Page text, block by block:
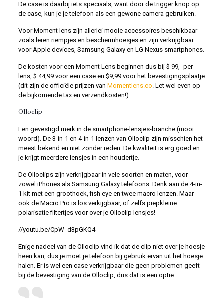
De case is daarbij iets speciaals, want door de trigger knop op
de case, kun je je telefoon als een gewone camera gebruiken.
Voor Moment lens zijn allerlei mooie accessoires beschikbaar
zoals leren riempjes en beschermhoesjes en zijn verkrijgbaar
voor Apple devices, Samsung Galaxy en LG Nexus smartphones.
De kosten voor een Moment Lens beginnen dus bij $ 99,- per
lens, $ 44,99 voor een case en $9,99 voor het bevestigingsplaatje
(dit zijn de officiële prijzen van Momentlens.co. Let wel even op
de bijkomende tax en verzendkosten!)
Olloclip
Een gevestigd merk in de smartphone-lensjes-branche (mooi
woord). De 3-in-1 en 4-in-1 lenzen van Olloclip zijn misschien het
meest bekend en niet zonder reden. De kwaliteit is erg goed en
je krijgt meerdere lensjes in een houdertje.
De Olloclips zijn verkrijgbaar in vele soorten en maten, voor
zowel iPhones als Samsung Galaxy telefoons. Denk aan de 4-in-
1 kit met een groothoek, fish eye en twee macro lenzen. Maar
ook de Macro Pro is los verkijgbaar, of zelfs piepkleine
polarisatie filtertjes voor over je Olloclip lensjes!
//youtu.be/CpW_d3pGKQ4
Enige nadeel van de Olloclip vind ik dat de clip niet over je hoesje
heen kan, dus je moet je telefoon bij gebruik ervan uit het hoesje
halen. Er is wel een case verkrijgbaar die geen problemen geeft
bij de bevestiging van de Olloclip, dus dat is een optie.